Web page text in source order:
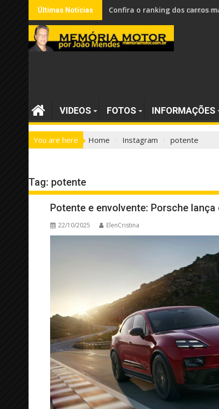
Skip
to
content
Últimas Notícias Confira o ranking dos carros
VIDEOS FOTOS INFORMAÇÕES
You are here Home Instagram potente
Tag: potente
Potente e envolvente: Porsche
22/10/2025 ElenCristina